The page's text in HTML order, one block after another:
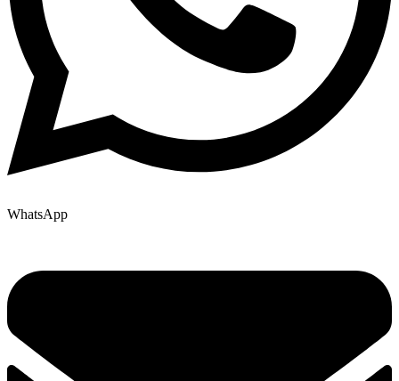
WhatsApp